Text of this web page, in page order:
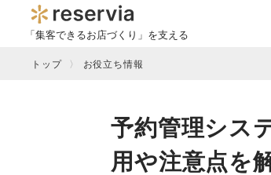
「集客できるお店づくり」を支える
トップ お役立ち情報
予約管理シス
用や注意点を